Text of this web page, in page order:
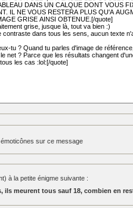
sur ce message
à la petite énigme suivante :
ils meurent tous sauf 18, combien en